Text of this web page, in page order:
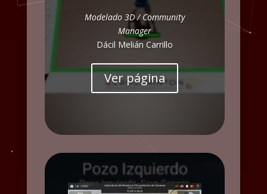
Modelado 3D / Community
Manager
Dácil Melián Carrillo
Ver página